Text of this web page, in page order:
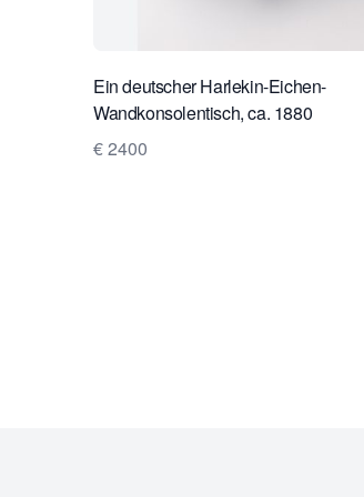
Ein deutscher Harlekin-Eichen-
Wandkonsolentisch, ca. 1880
€ 2400